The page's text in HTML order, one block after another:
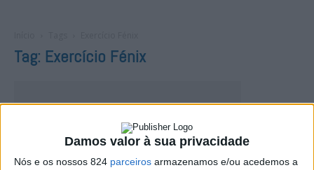
Damos valor à sua privacidade
Nós e os nossos 824 parceiros armazenamos e/ou acedemos a
Tag: Exercício Fénix